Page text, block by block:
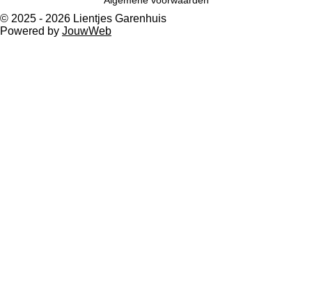
© 2025 - 2026 Lientjes Garenhuis
Powered by JouwWeb